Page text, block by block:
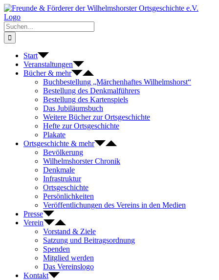
Zum
Inhalt
springen
Suche
nach:
Start
Veranstaltungen
Bücher & mehr
Buchbestellung „Märchenhaftes Wilhelmshorst“
Bestellung des Denkmalführers
Bestellung des Kartenspiels
Das Jubiläumsbuch
Weitere Bücher zur Ortsgeschichte
Hefte zur Ortsgeschichte
Plakate
Ortsgeschichte & mehr
Bevölkerung
Wilhelmshorster Chronik
Denkmale
Infrastruktur
Ortsgeschichte
Persönlichkeiten
Veröffentlichungen des Vereins in den Medien
Presse
Verein
Vorstand & Ziele
Satzung und Beitragsordnung
Spenden
Mitglied werden
Das Vereinslogo
Kontakt